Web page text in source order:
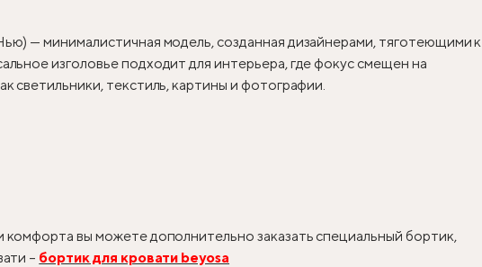
— минималистичная модель, созданная дизайнерами, тяготеющими к
изголовье подходит для интерьера, где фокус смещен на
светильники, текстиль, картины и фотографии.
комфорта вы можете дополнительно заказать специальный бортик,
– бортик для кровати beyosa